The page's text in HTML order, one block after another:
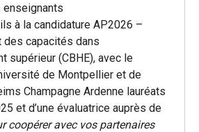
à la candidature AP2026 –
des capacités dans
supérieur (CBHE), avec le
de Montpellier et de
Champagne Ardenne lauréats
et d’une évaluatrice auprès de
coopérer avec vos partenaires